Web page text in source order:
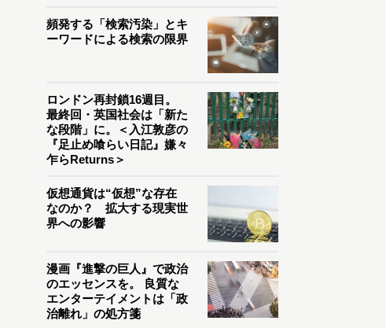
頻発する「検索汚染」とキ
ーワードによる検索の限界
ロンドン再封鎖16週目。
最終回・英国社会は「新た
な段階」に。＜入江敦彦の
『足止め喰らい日記』嫌々
乍らReturns＞
仮想通貨は“仮想”な存在
なのか？ 拡大する現実世
界への影響
漫画『進撃の巨人』で政治
のエッセンスを。 良質な
エンターテイメントは「政
治離れ」の処方箋